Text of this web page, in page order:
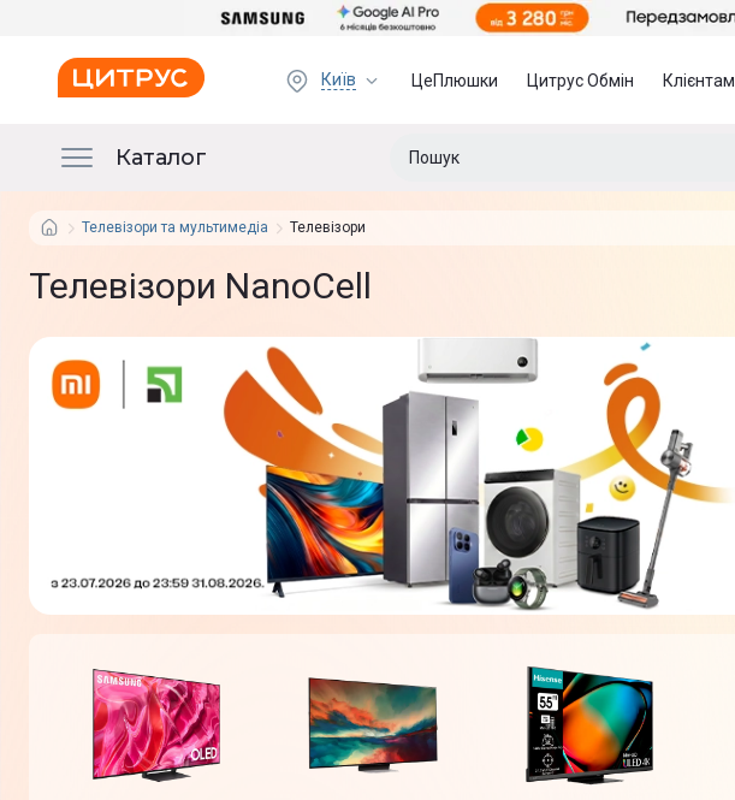
Київ ЦеПлюшки Цитрус Обмін Клієнтам
Каталог
Телевізори та мультимедіа Телевізори
Телевізори NanoCell